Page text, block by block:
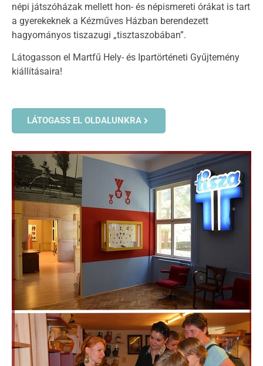
népi játszóházak mellett hon- és népismereti órákat is tart
a gyerekeknek a Kézműves Házban berendezett
hagyományos tiszazugi „tisztaszobában”.
Látogasson el Martfű Hely- és Ipartörténeti Gyűjtemény
kiállításaira!
LÁTOGASS EL OLDALUNKRA